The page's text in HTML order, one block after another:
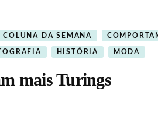
COLUNA DA SEMANA
HISTÓRIA MODA
mais Turings